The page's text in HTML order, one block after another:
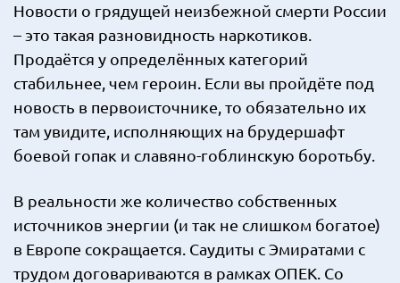
Новости о грядущей неизбежной смерти России
– это такая разновидность наркотиков.
Продаётся у определённых категорий
стабильнее, чем героин. Если вы пройдёте под
новость в первоисточнике, то обязательно их
там увидите, исполняющих на брудершафт
боевой гопак и славяно-гоблинскую боротьбу.
В реальности же количество собственных
источников энергии (и так не слишком богатое)
в Европе сокращается. Саудиты с Эмиратами с
трудом договариваются в рамках ОПЕК. Со